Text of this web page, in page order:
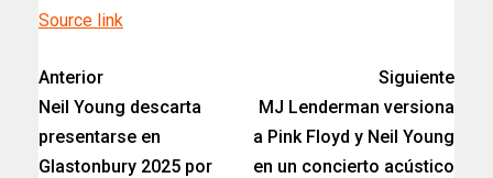
Source link
Anterior
Neil Young descarta
presentarse en
Glastonbury 2025 por
Siguiente
MJ Lenderman versiona
a Pink Floyd y Neil Young
en un concierto acústico